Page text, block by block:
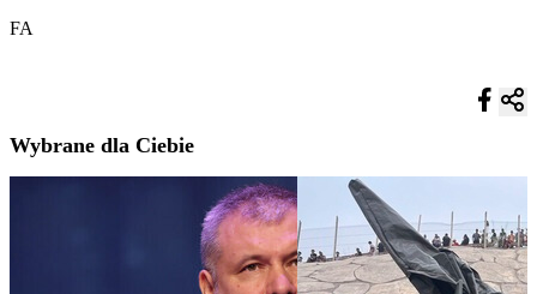
FA
Wybrane dla Ciebie